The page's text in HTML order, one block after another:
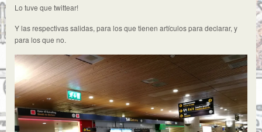
Lo tuve que twittear!
Y las respectivas salidas, para los que tienen artículos para declarar, y
para los que no.